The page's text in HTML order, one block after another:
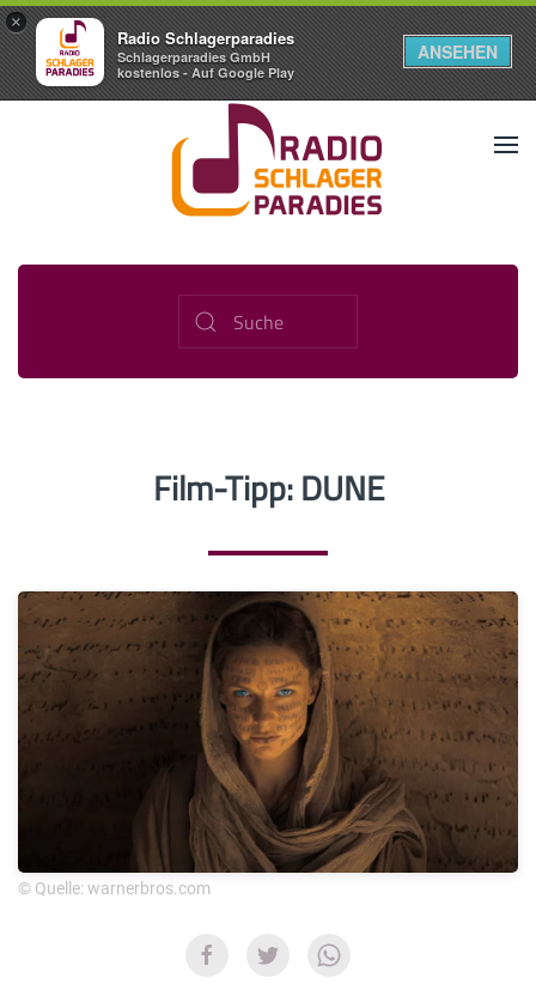
×
Radio Schlagerparadies
Schlagerparadies GmbH
kostenlos - Auf Google Play
ANSEHEN
Film-Tipp: DUNE
© Quelle: warnerbros.com